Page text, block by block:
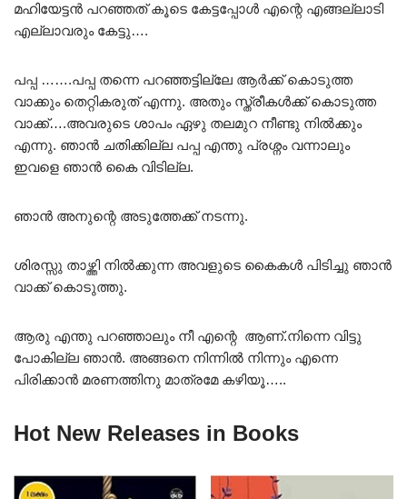
മഹിയേട്ടൻ പറഞ്ഞത് കൂടെ കേട്ടപ്പോൾ എന്റെ എങ്ങല്ലാടി
എല്ലാവരും കേട്ടു….
പപ്പ …….പപ്പ തന്നെ പറഞ്ഞട്ടില്ലേ ആർക്ക് കൊടുത്ത
വാക്കും തെറ്റികരുത് എന്നു. അതും സ്ത്രീകൾക്ക് കൊടുത്ത
വാക്ക്….അവരുടെ ശാപം ഏഴു തലമുറ നീണ്ടു നിൽക്കും
എന്നു. ഞാൻ ചതിക്കില്ല പപ്പ എന്തു പ്രശ്നം വന്നാലും
ഇവളെ ഞാൻ കൈ വിടില്ല.
ഞാൻ അനുന്റെ അടുത്തേക്ക് നടന്നു.
ശിരസ്സു താഴ്ത്തി നിൽക്കുന്ന അവളുടെ കൈകൾ പിടിച്ചു ഞാൻ
വാക്ക് കൊടുത്തു.
ആരു എന്തു പറഞ്ഞാലും നീ എന്റെ ആണ്.നിന്നെ വിട്ടു
പോകില്ല ഞാൻ. അങ്ങനെ നിന്നിൽ നിന്നും എന്നെ
പിരിക്കാൻ മരണത്തിനു മാത്രമേ കഴിയൂ…..
Hot New Releases in Books